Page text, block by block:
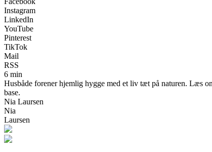
Instagram
LinkedIn
YouTube
Pinterest
TikTok
Mail
RSS
6 min
Husbåde forener hjemlig hygge med et liv tæt på naturen. Læs
base.
Nia Laursen
Nia
Laursen